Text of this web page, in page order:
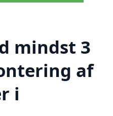
mindst 3
af
i